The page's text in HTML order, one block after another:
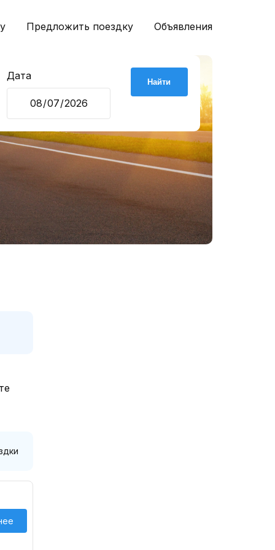
Предложить поездку Объявления
Дата